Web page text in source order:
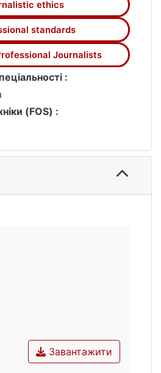
групи вимог:
шкоди, незалежність,
ethics
standards
Journalists
:
(FOS) :
Завантажити